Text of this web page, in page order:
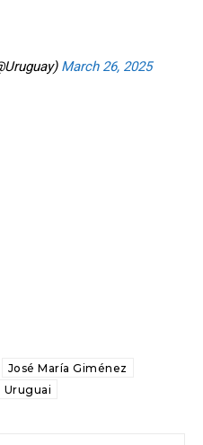
March 26, 2025
José María Giménez
Uruguai